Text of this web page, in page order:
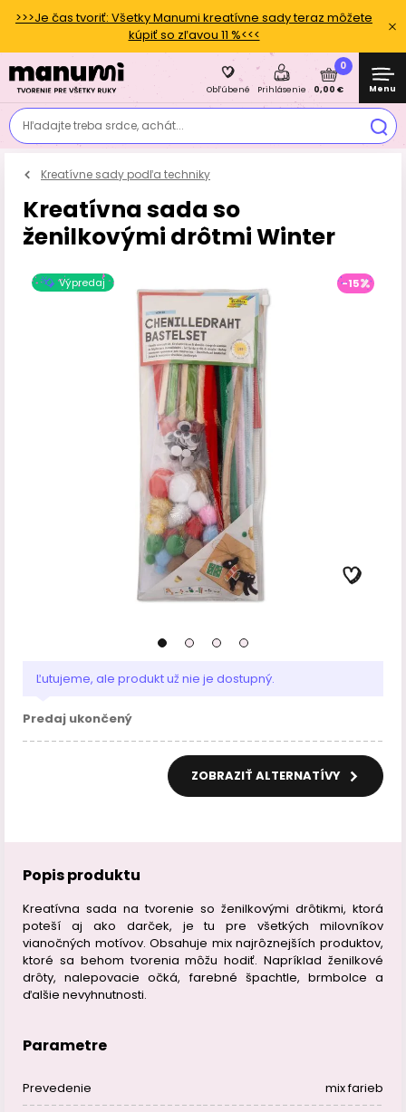
>>>Je čas tvoriť: Všetky Manumi kreatívne sady teraz môžete
kúpiť so zľavou 11 %<<<
Hľadajte treba srdce, achát...
Obľúbené Prihlásenie
0
0,00 € Menu
Kreatívne sady podľa techniky
Kreatívna sada so
ženilkovými drôtmi Winter
Výpredaj -15
Ľutujeme, ale produkt už nie je dostupný.
Predaj ukončený
ZOBRAZIŤ ALTERNATÍVY
Popis produktu
Kreatívna sada na tvorenie so ženilkovými drôtikmi, ktorá
poteší aj ako darček, je tu pre všetkých milovníkov
vianočných motívov. Obsahuje mix najrôznejších produktov,
ktoré sa behom tvorenia môžu hodiť. Napríklad ženilkové
drôty, nalepovacie očká, farebné špachtle, brmbolce a
ďalšie nevyhnutnosti.
Parametre
Prevedenie mix farieb